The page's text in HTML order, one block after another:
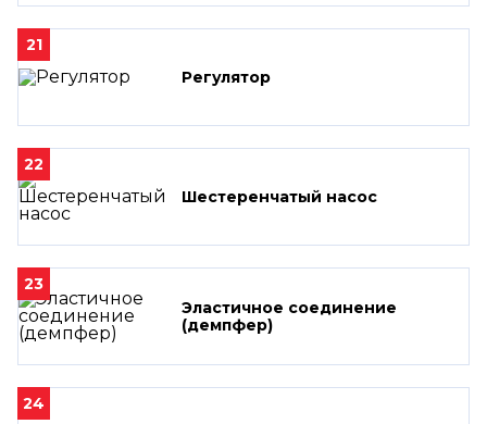
21
Регулятор
22
Шестеренчатый насос
23
Эластичное соединение
(демпфер)
24